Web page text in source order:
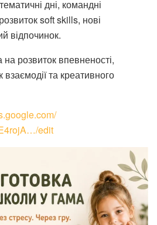
дні, командні
soft skills, нові
відпочинок.
розвиток впевненості,
взаємодії та креативного
edit